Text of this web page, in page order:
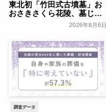
東北初「竹田式古墳墓」お
おさきさくら花陵、墓じま
いのご負担を軽減する「墓
じまいアシストプラン」を
開始 ─ 合同永久埋葬（合祀
墓）への改葬がお二人目以
降100,000円（税込）に【株
式会社前方後円墳】～前方
後円墳～
一般公開
2026年8月6日
調査データ